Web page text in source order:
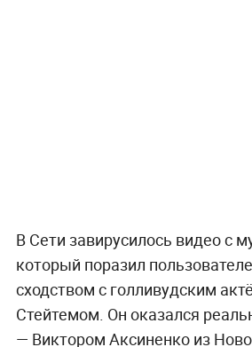
В Сети завирусилось видео с
который поразил
сходством с голливудским
Стейтемом. Он оказался
— Виктором Аксиненко из